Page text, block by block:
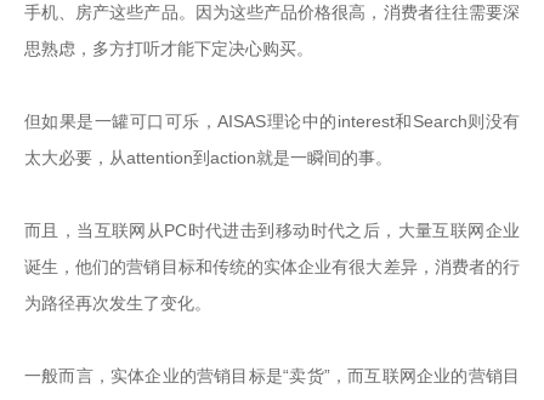
手机、房产这些产品。因为这些产品价格很高，消费者往往需要深
思熟虑，多方打听才能下定决心购买。
但如果是一罐可口可乐，AISAS理论中的interest和Search则没有
太大必要，从attention到action就是一瞬间的事。
而且，当互联网从PC时代进击到移动时代之后，大量互联网企业
诞生，他们的营销目标和传统的实体企业有很大差异，消费者的行
为路径再次发生了变化。
一般而言，实体企业的营销目标是“卖货”，而互联网企业的营销目